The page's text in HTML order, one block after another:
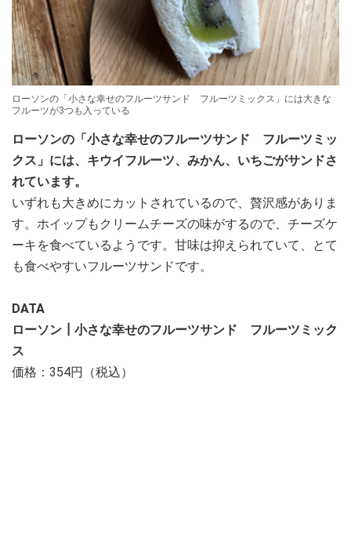
ローソンの「小さな幸せのフルーツサンド フルーツミックス」には大きな
フルーツが3つも入っている
ローソンの「小さな幸せのフルーツサンド フルーツミッ
クス」には、キウイフルーツ、みかん、いちごがサンドさ
れています。
いずれも大きめにカットされているので、贅沢感がありま
す。ホイップもクリームチーズの味がするので、チーズケ
ーキを食べているようです。甘味は抑えられていて、とて
も食べやすいフルーツサンドです。
DATA
ローソン┃小さな幸せのフルーツサンド フルーツミック
ス
価格：354円（税込）